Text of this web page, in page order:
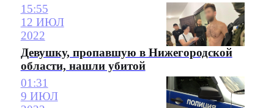
15:55
12 ИЮЛ
2022
Девушку, пропавшую в Нижегородской
области, нашли убитой
01:31
9 ИЮЛ